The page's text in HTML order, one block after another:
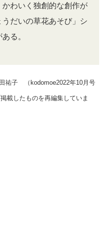
わいく独創的な創作が
だいの草花あそび」シ
る。
祐子 （kodomoe2022年10月号
載したものを再編集していま